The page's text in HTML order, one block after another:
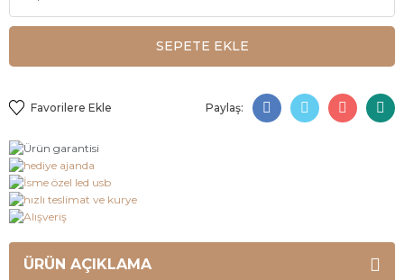
SEPETE EKLE
Paylaş:
ÜRÜN AÇIKLAMA